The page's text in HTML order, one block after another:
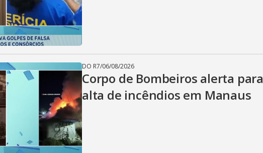
DO R7/06/08/2026
Corpo de Bombeiros alerta para
alta de incêndios em Manaus